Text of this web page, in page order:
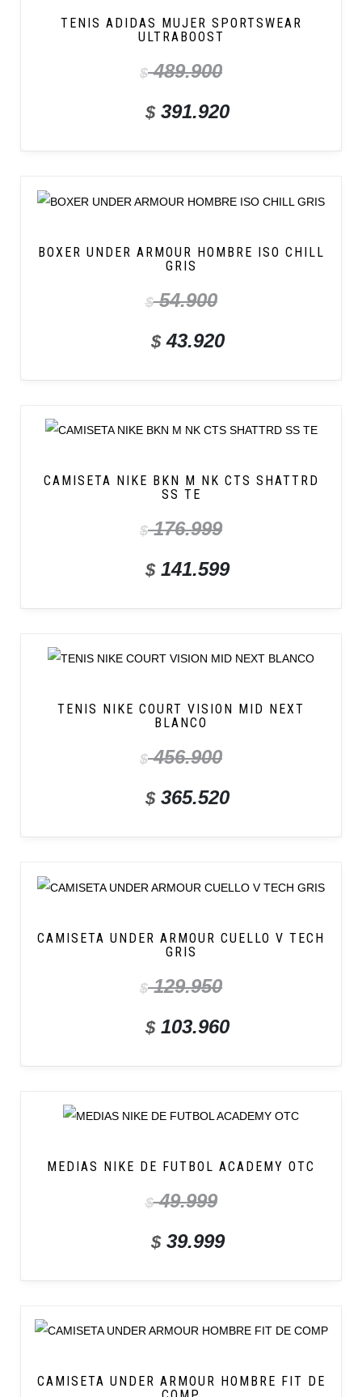
TENIS ADIDAS MUJER SPORTSWEAR
ULTRABOOST
$489.900
$391.920
BOXER UNDER ARMOUR HOMBRE ISO CHILL
GRIS
$54.900
$43.920
CAMISETA NIKE BKN M NK CTS SHATTRD
SS TE
$176.999
$141.599
TENIS NIKE COURT VISION MID NEXT
BLANCO
$456.900
$365.520
CAMISETA UNDER ARMOUR CUELLO V TECH
GRIS
$129.950
$103.960
MEDIAS NIKE DE FUTBOL ACADEMY OTC
$49.999
$39.999
CAMISETA UNDER ARMOUR HOMBRE FIT DE